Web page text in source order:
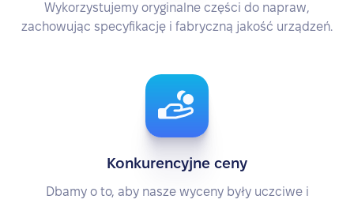
Wykorzystujemy oryginalne części do napraw,
zachowując specyfikację i fabryczną jakość urządzeń.
Konkurencyjne ceny
Dbamy o to, aby nasze wyceny były uczciwe i